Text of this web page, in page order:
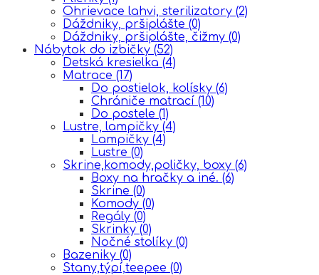
Ohrievace lahvi, sterilizatory (2)
Dáždniky, pršiplášte (0)
Dáždniky, pršiplášte, čižmy (0)
Nábytok do izbičky (52)
Detská kresielka (4)
Matrace (17)
Do postielok, kolísky (6)
Chrániče matrací (10)
Do postele (1)
Lustre, lampičky (4)
Lampičky (4)
Lustre (0)
Skrine,komody,poličky, boxy (6)
Boxy na hračky a iné. (6)
Skrine (0)
Komody (0)
Regály (0)
Skrinky (0)
Nočné stolíky (0)
Bazeniky (0)
Stany,týpí,teepee (0)